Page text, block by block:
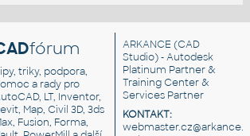
fórum
triky, podpora,
a rady pro
LT, Inventor,
Map, Civil 3D, 3ds
Fusion, Forma,
ARKANCE (CAD
Studio) - Autodesk
Platinum Partner &
Training Center &
Services Partner
KONTAKT: